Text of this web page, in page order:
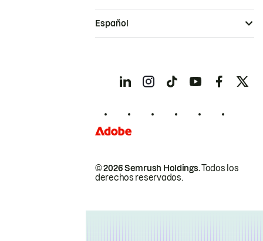
© 2026 Semrush Holdings.Todos los
derechos reservados.
Español